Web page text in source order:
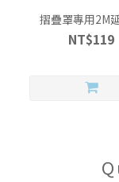
摺疊罩專用2M
NT$119